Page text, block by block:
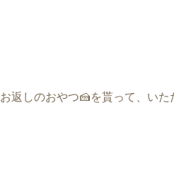
お返しのおやつ🍰を貰って、いた